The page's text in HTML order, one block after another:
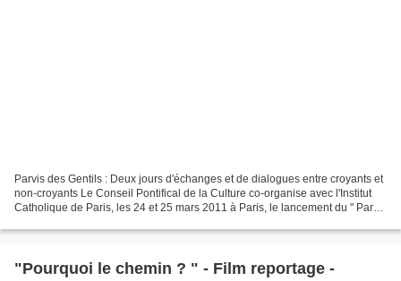
Parvis des Gentils : Deux jours d'échanges et de dialogues entre croyants et
non-croyants Le Conseil Pontifical de la Culture co-organise avec l'Institut
Catholique de Paris, les 24 et 25 mars 2011 à Paris, le lancement du " Parvis
"Pourquoi le chemin ? " - Film reportage -